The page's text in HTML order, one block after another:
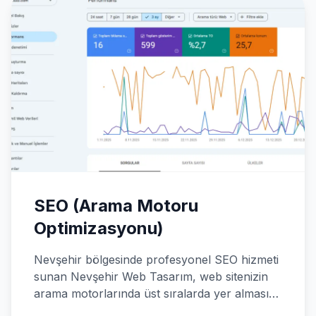
SEO (Arama Motoru
Optimizasyonu)
Nevşehir bölgesinde profesyonel SEO hizmeti
sunan Nevşehir Web Tasarım, web sitenizin
arama motorlarında üst sıralarda yer almasını